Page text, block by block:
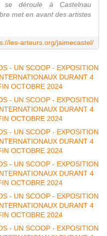
se déroule à Castelnau
met en avant des artistes
les-arteurs.org/jaimecastel/